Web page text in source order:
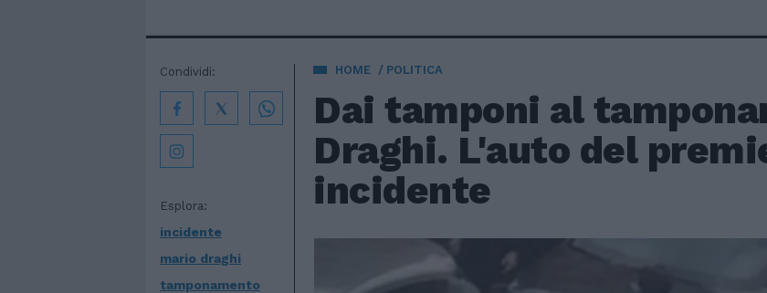
HOME POLITICA
Dai tamponi al
Draghi. L'auto del
incidente
Esplora:
incidente
mario draghi
tamponamento
Condividi: